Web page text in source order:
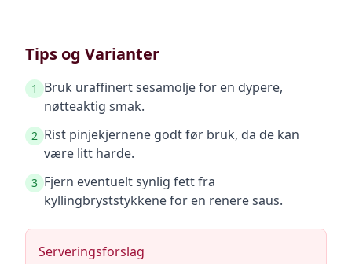
Tips og Varianter
1
Bruk uraffinert sesamolje for en dypere,
nøtteaktig smak.
2 Rist pinjekjernene godt før bruk, da de kan
være litt harde.
3 Fjern eventuelt synlig fett fra
kyllingbryststykkene for en renere saus.
Serveringsforslag